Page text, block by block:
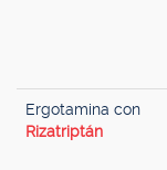
Ergotamina con
Rizatriptán